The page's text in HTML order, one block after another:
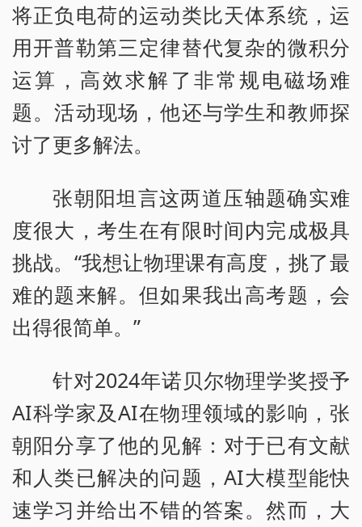
将正负电荷的运动类比天体系统，运
用开普勒第三定律替代复杂的微积分
运算，高效求解了非常规电磁场难
题。活动现场，他还与学生和教师探
讨了更多解法。
张朝阳坦言这两道压轴题确实难
度很大，考生在有限时间内完成极具
挑战。“我想让物理课有高度，挑了最
难的题来解。但如果我出高考题，会
出得很简单。”
针对2024年诺贝尔物理学奖授予
AI科学家及AI在物理领域的影响，张
朝阳分享了他的见解：对于已有文献
和人类已解决的问题，AI大模型能快
速学习并给出不错的答案。然而，大